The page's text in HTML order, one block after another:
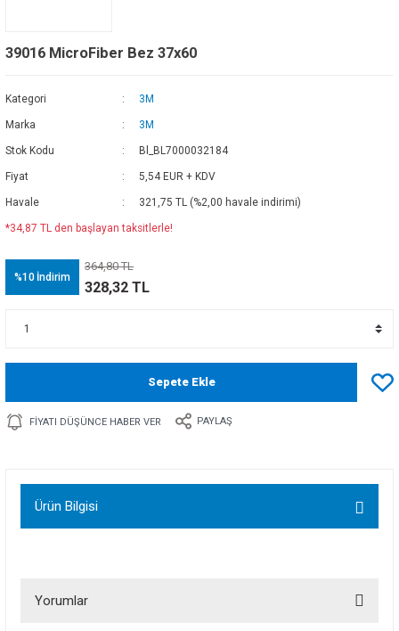
39016 MicroFiber Bez 37x60
Kategori 3M
Marka 3M
Stok Kodu Bl_BL7000032184
Fiyat 5,54 EUR + KDV
Havale 321,75 TL (%2,00 havale indirimi)
*34,87 TL den başlayan taksitlerle!
%10 İndirim
364,80 TL
328,32 TL
Sepete Ekle
FIYATI DÜŞÜNCE HABER VER PAYLAŞ
Ürün Bilgisi
Yorumlar